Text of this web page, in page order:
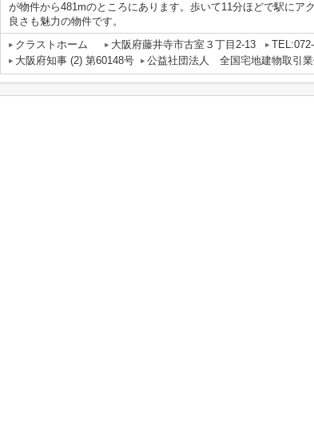
が物件から481mのところにあります。歩いて11分ほどで駅にア
良さも魅力の物件です。
クラストホーム 大阪府藤井寺市古室３丁目2-13
大阪府知事 (2) 第60148号
公益社団法人 全国宅地建物取引業